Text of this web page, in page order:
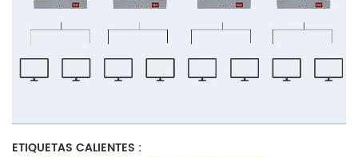
ETIQUETAS CALIENTES :